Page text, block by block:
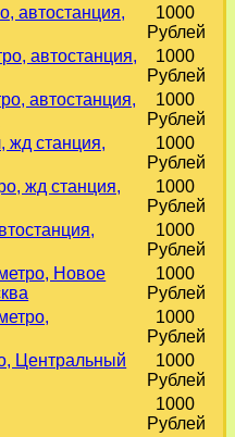
автостанция,
1000
Рублей
автостанция,
1000
Рублей
автостанция,
1000
Рублей
жд станция,
1000
Рублей
жд станция,
1000
Рублей
1000
Рублей
Новое
1000
Рублей
1000
Рублей
Центральный
1000
Рублей
1000
Рублей